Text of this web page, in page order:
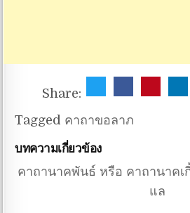
Share:
Tagged คาถาขอลาภ
บทความเกี่ยวข้อง
คาถานาคพันธ์ หรือ คาถานาค
แล